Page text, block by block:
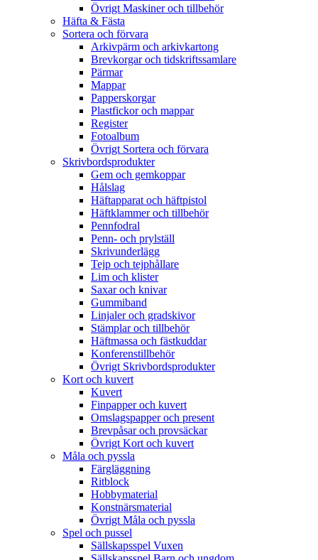
Övrigt Maskiner och tillbehör
Häfta & Fästa
Sortera och förvara
Arkivpärm och arkivkartong
Brevkorgar och tidskriftssamlare
Pärmar
Mappar
Papperskorgar
Plastfickor och mappar
Register
Fotoalbum
Övrigt Sortera och förvara
Skrivbordsprodukter
Gem och gemkoppar
Hålslag
Häftapparat och häftpistol
Häftklammer och tillbehör
Pennfodral
Penn- och prylställ
Skrivunderlägg
Tejp och tejphållare
Lim och klister
Saxar och knivar
Gummiband
Linjaler och gradskivor
Stämplar och tillbehör
Häftmassa och fästkuddar
Konferenstillbehör
Övrigt Skrivbordsprodukter
Kort och kuvert
Kuvert
Finpapper och kuvert
Omslagspapper och present
Brevpåsar och provsäckar
Övrigt Kort och kuvert
Måla och pyssla
Färgläggning
Ritblock
Hobbymaterial
Konstnärsmaterial
Övrigt Måla och pyssla
Spel och pussel
Sällskapsspel Vuxen